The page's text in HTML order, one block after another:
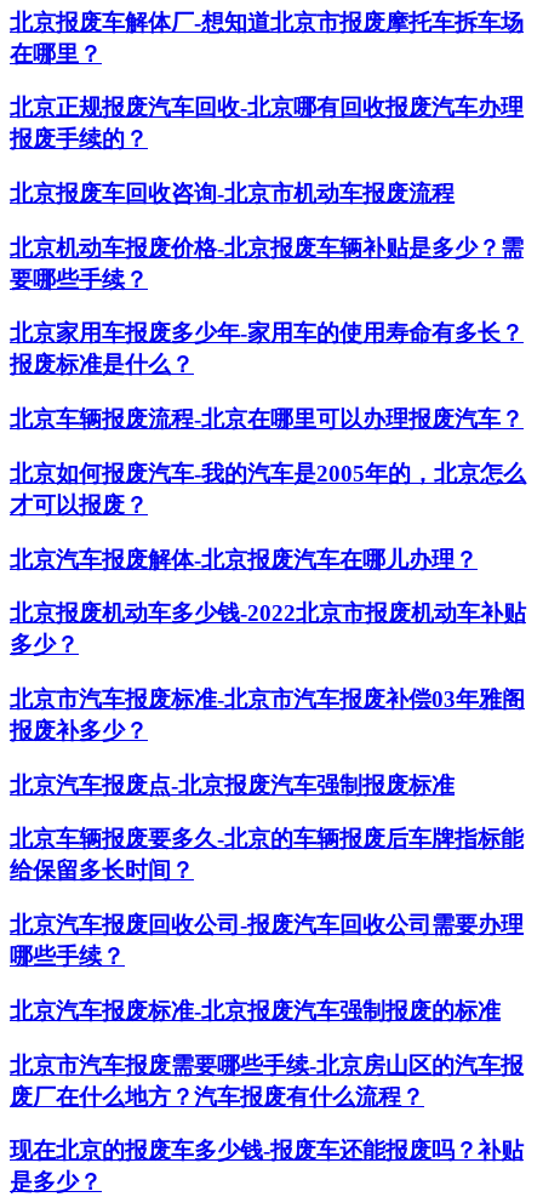
北京报废车解体厂-想知道北京市报废摩托车拆车场
在哪里？
北京正规报废汽车回收-北京哪有回收报废汽车办理
报废手续的？
北京报废车回收咨询-北京市机动车报废流程
北京机动车报废价格-北京报废车辆补贴是多少？需
要哪些手续？
北京家用车报废多少年-家用车的使用寿命有多长？
报废标准是什么？
北京车辆报废流程-北京在哪里可以办理报废汽车？
北京如何报废汽车-我的汽车是2005年的，北京怎么
才可以报废？
北京汽车报废解体-北京报废汽车在哪儿办理？
北京报废机动车多少钱-2022北京市报废机动车补贴
多少？
北京市汽车报废标准-北京市汽车报废补偿03年雅阁
报废补多少？
北京汽车报废点-北京报废汽车强制报废标准
北京车辆报废要多久-北京的车辆报废后车牌指标能
给保留多长时间？
北京汽车报废回收公司-报废汽车回收公司需要办理
哪些手续？
北京汽车报废标准-北京报废汽车强制报废的标准
北京市汽车报废需要哪些手续-北京房山区的汽车报
废厂在什么地方？汽车报废有什么流程？
现在北京的报废车多少钱-报废车还能报废吗？补贴
是多少？